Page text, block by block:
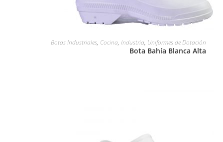
LEER MÁS
Botas Industriales, Cocina,Industria, Uniformes de Dotación
Bota Bahía Blanca Alta